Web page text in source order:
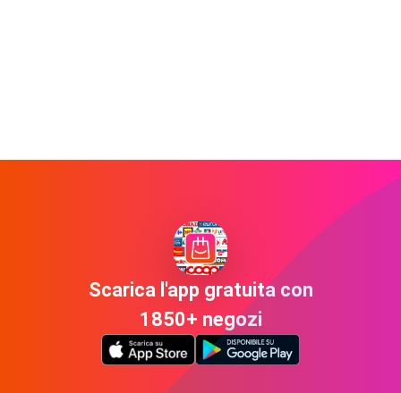
Scarica l'app gratuita con
1850+ negozi